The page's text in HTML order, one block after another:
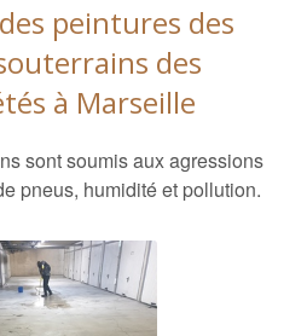
peintures des
des
à Marseille
sont soumis aux agressions
pneus, humidité et pollution.